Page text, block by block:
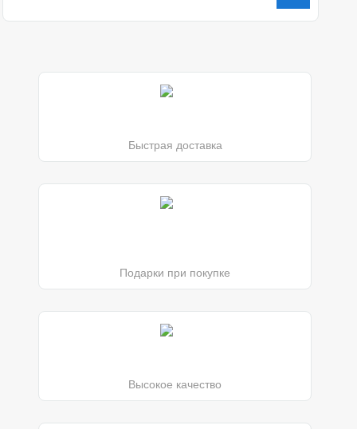
Быстрая доставка
Подарки при покупке
Высокое качество